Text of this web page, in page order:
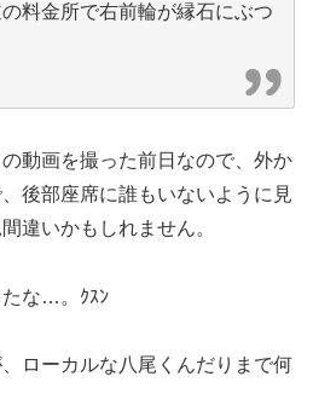
料金所で右前輪が縁石にぶつ
動画を撮った前日なので、外か
後部座席に誰もいないように見
違いかもしれません。
たな…。ｸｽﾝ
ローカルな八尾くんだりまで何